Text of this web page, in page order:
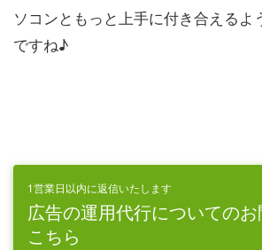
ソコンともっと上手に付き合えるよ
ですね♪
1営業日以内に返信いたします
広告の運用代行についての
こちら